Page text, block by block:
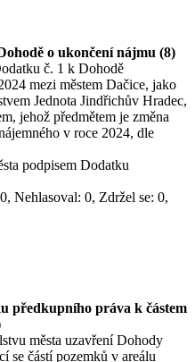
o ukončení nájmu (8)
č. 1 k Dohodě
mezi městem Dačice, jako
Jednota Jindřichův Hradec,
jehož předmětem je změna
v roce 2024, dle
podpisem Dodatku
Nehlasoval: 0, Zdržel se: 0,
předkupního práva k částem
města uzavření Dohody
se částí pozemků v areálu